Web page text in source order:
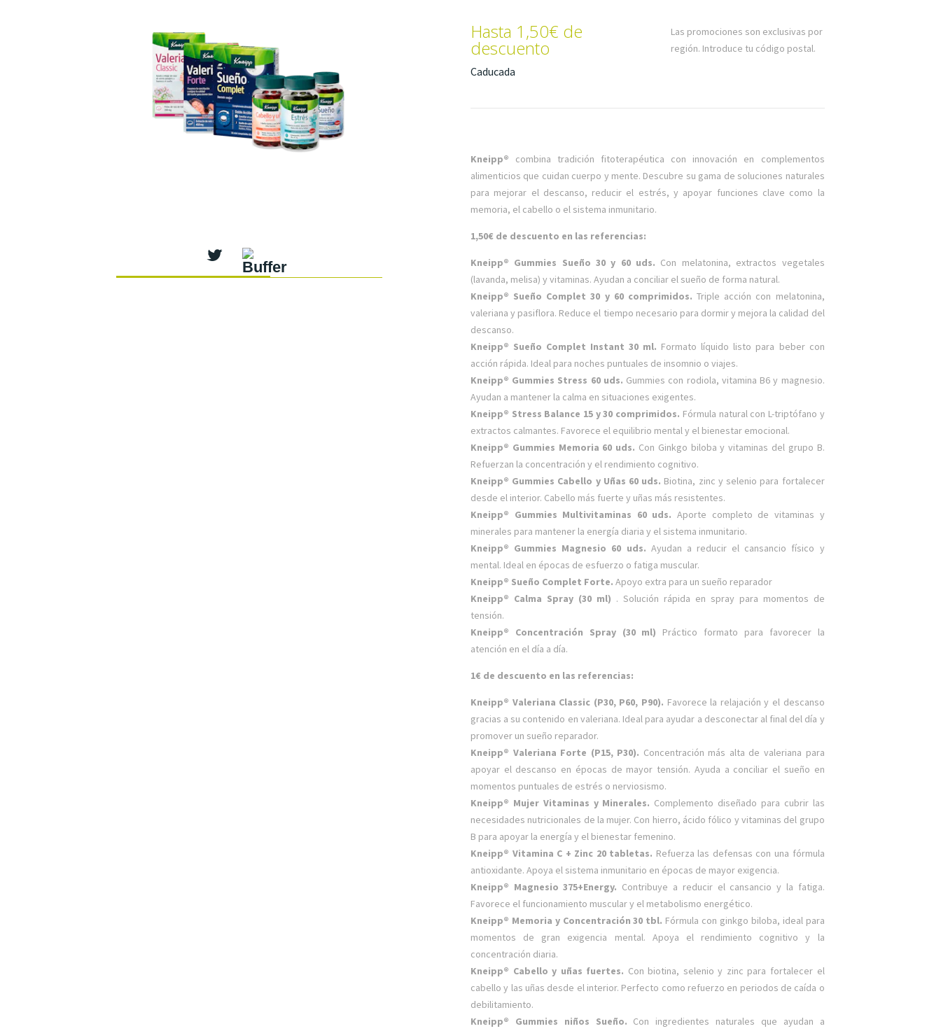
Hasta 1,50€ de
descuento
Caducada
Las promociones son exclusivas por
región. Introduce tu código postal.
Kneipp® combina tradición fitoterapéutica con innovación en complementos
alimenticios que cuidan cuerpo y mente. Descubre su gama de soluciones naturales
para mejorar el descanso, reducir el estrés, y apoyar funciones clave como la
memoria, el cabello o el sistema inmunitario.
1,50€ de descuento en las referencias:
Kneipp® Gummies Sueño 30 y 60 uds. Con melatonina, extractos vegetales
(lavanda, melisa) y vitaminas. Ayudan a conciliar el sueño de forma natural.
Kneipp® Sueño Complet 30 y 60 comprimidos.Triple acción con melatonina,
valeriana y pasiflora. Reduce el tiempo necesario para dormir y mejora la calidad del
descanso.
Kneipp® Sueño Complet Instant 30 ml. Formato líquido listo para beber con
acción rápida. Ideal para noches puntuales de insomnio o viajes.
Kneipp® Gummies Stress 60 uds. Gummies con rodiola, vitamina B6 y magnesio.
Ayudan a mantener la calma en situaciones exigentes.
Kneipp® Stress Balance 15 y 30 comprimidos. Fórmula natural con L-triptófano y
extractos calmantes. Favorece el equilibrio mental y el bienestar emocional.
Kneipp® Gummies Memoria 60 uds. Con Ginkgo biloba y vitaminas del grupo B.
Refuerzan la concentración y el rendimiento cognitivo.
Kneipp® Gummies Cabello y Uñas 60 uds. Biotina, zinc y selenio para fortalecer
desde el interior. Cabello más fuerte y uñas más resistentes.
Kneipp® Gummies Multivitaminas 60 uds.Aporte completo de vitaminas y
minerales para mantener la energía diaria y el sistema inmunitario.
Kneipp® Gummies Magnesio 60 uds. Ayudan a reducir el cansancio físico y
mental. Ideal en épocas de esfuerzo o fatiga muscular.
Kneipp® Sueño Complet Forte. Apoyo extra para un sueño reparador
Kneipp® Calma Spray (30 ml) . Solución rápida en spray para momentos de
tensión.
Kneipp® Concentración Spray (30 ml) Práctico formato para favorecer la
atención en el día a día.
1€ de descuento en las referencias:
Kneipp® Valeriana Classic (P30, P60, P90). Favorece la relajación y el descanso
gracias a su contenido en valeriana. Ideal para ayudar a desconectar al final del día y
promover un sueño reparador.
Kneipp® Valeriana Forte (P15, P30). Concentración más alta de valeriana para
apoyar el descanso en épocas de mayor tensión. Ayuda a conciliar el sueño en
momentos puntuales de estrés o nerviosismo.
Kneipp® Mujer Vitaminas y Minerales. Complemento diseñado para cubrir las
necesidades nutricionales de la mujer. Con hierro, ácido fólico y vitaminas del grupo
B para apoyar la energía y el bienestar femenino.
Kneipp® Vitamina C + Zinc 20 tabletas. Refuerza las defensas con una fórmula
antioxidante. Apoya el sistema inmunitario en épocas de mayor exigencia.
Kneipp® Magnesio 375+Energy. Contribuye a reducir el cansancio y la fatiga.
Favorece el funcionamiento muscular y el metabolismo energético.
Kneipp® Memoria y Concentración 30 tbl. Fórmula con ginkgo biloba, ideal para
momentos de gran exigencia mental. Apoya el rendimiento cognitivo y la
concentración diaria.
Kneipp® Cabello y uñas fuertes. Con biotina, selenio y zinc para fortalecer el
cabello y las uñas desde el interior. Perfecto como refuerzo en periodos de caída o
debilitamiento.
Kneipp® Gummies niños Sueño. Con ingredientes naturales que ayudan a